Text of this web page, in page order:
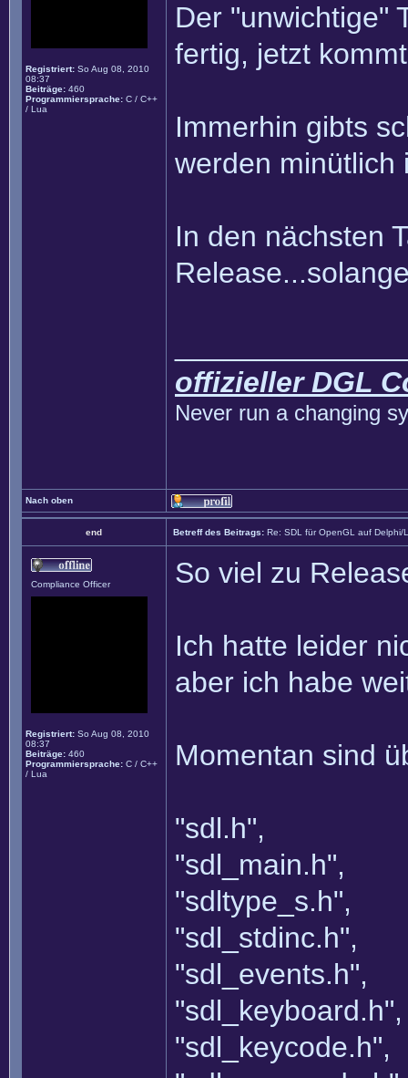
Registriert: So Aug 08, 2010
08:37
Beiträge: 460
Programmiersprache: C / C++
/ Lua
Der "unwichtige"
fertig, jetzt
Immerhin gibts
werden
In den nächsten
offizieller DGL
Never run a changing
Nach oben
end Betreff des Beitrags: Re: SDL für OpenGL auf Delphi/
Compliance Officer
Registriert: So Aug 08, 2010
08:37
Beiträge: 460
Programmiersprache: C / C++
/ Lua
So viel zu
Ich hatte leider
aber ich habe
Momentan sind
"sdl.h",
"sdl_main.h",
"sdltype_s.h",
"sdl_stdinc.h",
"sdl_events.h",
"sdl_keyboard.h",
"sdl_keycode.h",